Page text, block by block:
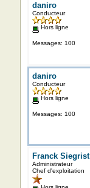
daniro
Conducteur
Hors ligne
Messages: 100
daniro
Conducteur
Hors ligne
Messages: 100
Franck Siegrist
Administrateur
Chef d'exploitation